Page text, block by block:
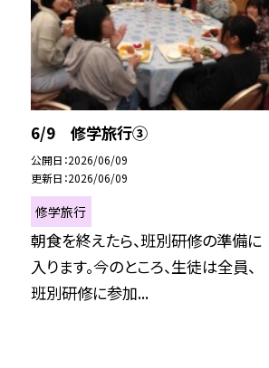
6/9 修学旅行③
公開日 2026/06/09
更新日 2026/06/09
修学旅行
朝食を終えたら、班別研修の準備に
入ります。今のところ、生徒は全員、
班別研修に参加...